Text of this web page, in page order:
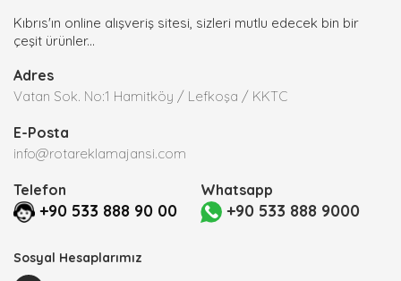
Kıbrıs'ın online alışveriş sitesi, sizleri mutlu edecek bin bir
çeşit ürünler...
Adres
Vatan Sok. No:1 Hamitköy / Lefkoşa / KKTC
E-Posta
info@rotareklamajansi.com
Telefon
+90 533 888 90 00
Whatsapp
+90 533 888 9000
Sosyal Hesaplarımız